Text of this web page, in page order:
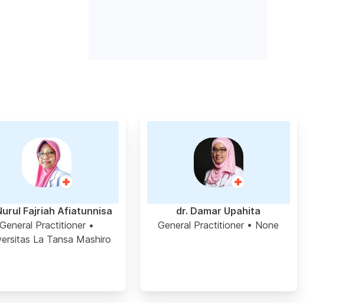
dr. Damar Upahita
General Practitioner • None
Fajriah Afiatunnisa
General Practitioner •
La Tansa Mashiro